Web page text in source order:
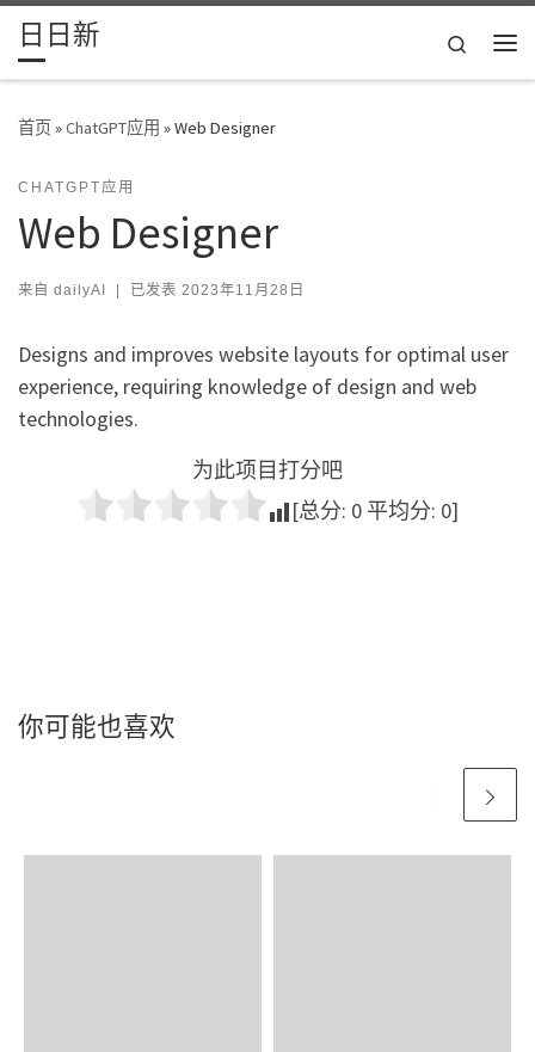
Skip to content
日日新
Search
首页»ChatGPT应用 »Web Designer
CHATGPT应用
Web Designer
来自 dailyAI | 已发表 2023年11月28日
Designs and improves website layouts for optimal user
experience, requiring knowledge of design and web
technologies.
为此项目打分吧
[总分: 0 平均分: 0]
你可能也喜欢